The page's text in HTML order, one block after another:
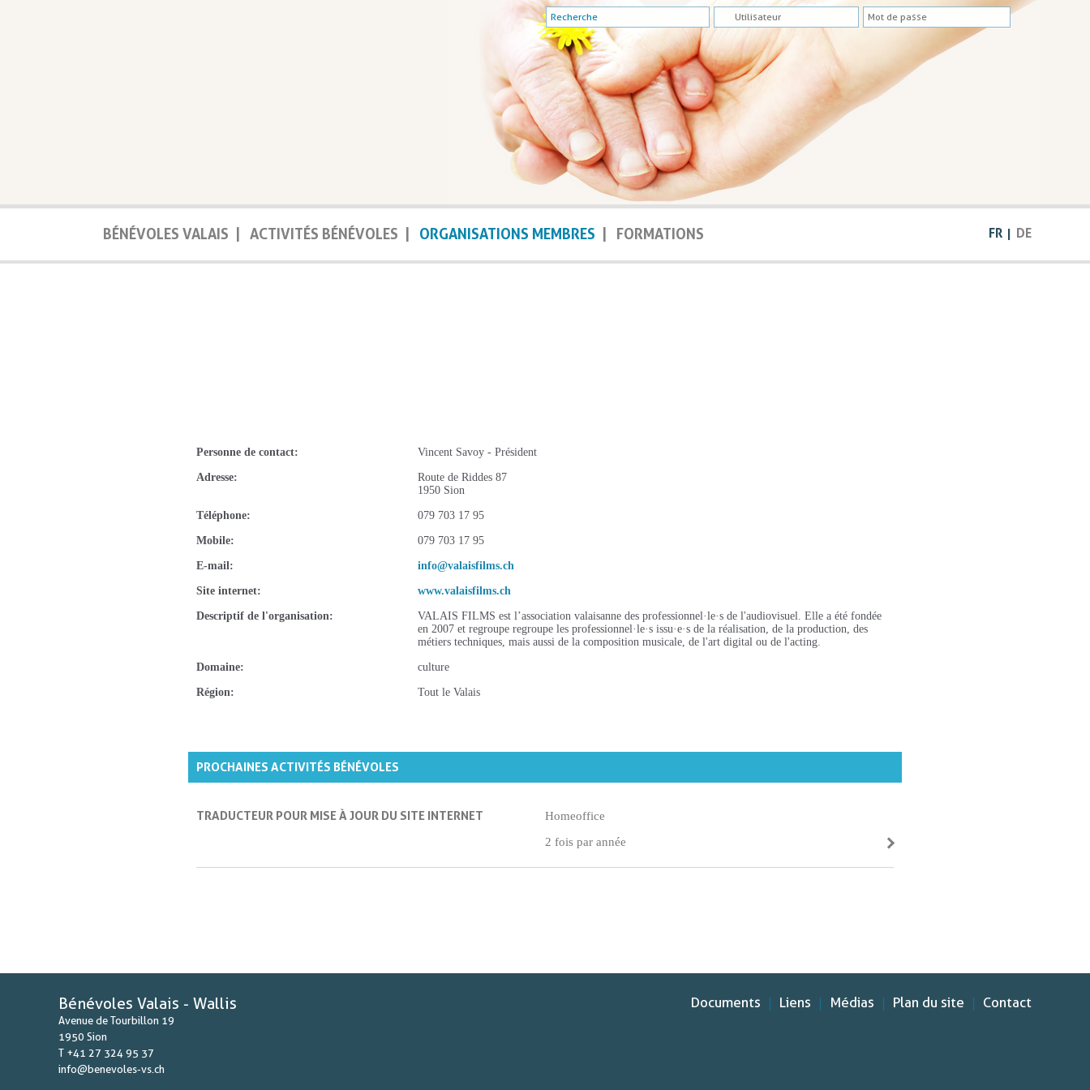
BÉNÉVOLES VALAIS ACTIVITÉS BÉNÉVOLES ORGANISATIONS MEMBRES FORMATIONS FR | DE
Personne de contact Vincent Savoy - Président
Adresse
Route de Riddes 87
1950 Sion
Téléphone 079 703 17 95
Mobile 079 703 17 95
E-mail info@valaisfilms.ch
Site internet www.valaisfilms.ch
Descriptif de l'organisation
VALAIS FILMS est l’association valaisanne des professionnel·le·s de l'audiovisuel. Elle a été fondée
en 2007 et regroupe regroupe les professionnel·le·s issu·e·s de la réalisation, de la production, des
métiers techniques, mais aussi de la composition musicale, de l'art digital ou de l'acting.
Domaine culture
Région Tout le Valais
PROCHAINES ACTIVITÉS BÉNÉVOLES
TRADUCTEUR POUR MISE À JOUR DU SITE INTERNET
Homeoffice
2 fois par année
Documents | Liens | Médias | Plan du site | Contact
Bénévoles Valais - Wallis
Avenue de Tourbillon 19
1950 Sion
T +41 27 324 95 37
info@benevoles-vs.ch